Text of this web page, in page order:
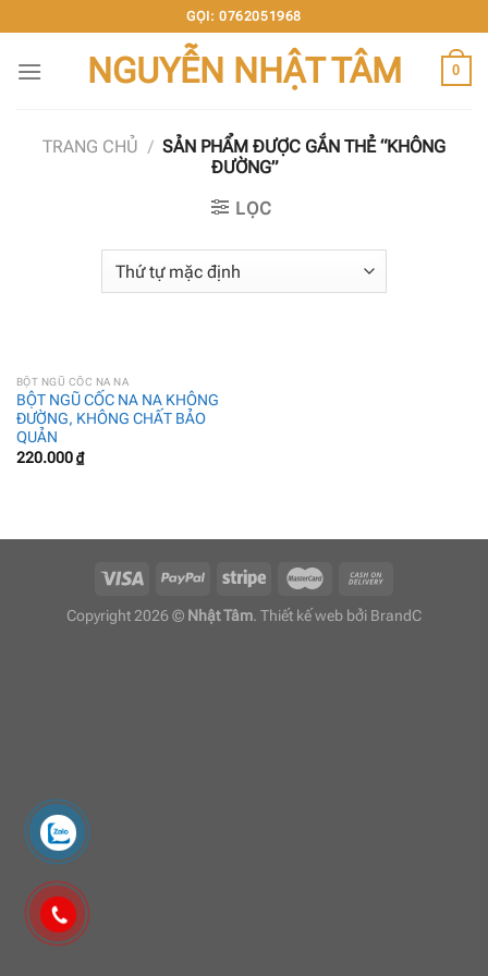
đến
nội
GỌI: 0762051968
NGUYỄN NHẬT TÂM 0
TRANG CHỦ / SẢN PHẨM ĐƯỢC GẮN THẺ “KHÔNG
ĐƯỜNG”
LỌC
BỘT NGŨ CỐC NA NA
BỘT NGŨ CỐC NA NA KHÔNG
ĐƯỜNG, KHÔNG CHẤT BẢO
QUẢN
220.000₫
Copyright 2026 © Nhật Tâm. Thiết kế web bởi BrandC